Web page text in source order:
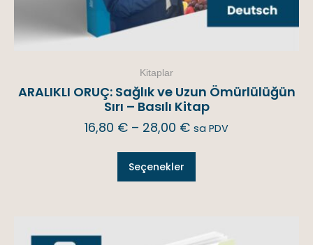
Kitaplar
ARALIKLI ORUÇ: Sağlık ve Uzun Ömürlülüğün
Sırı – Basılı Kitap
16,80 € – 28,00 € sa PDV
Seçenekler